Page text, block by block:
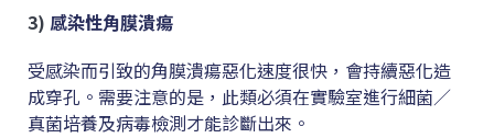
3) 感染性角膜潰瘍
受感染而引致的角膜潰瘍惡化速度很快，會持續惡化造
成穿孔。需要注意的是，此類必須在實驗室進行細菌／
真菌培養及病毒檢測才能診斷出來。